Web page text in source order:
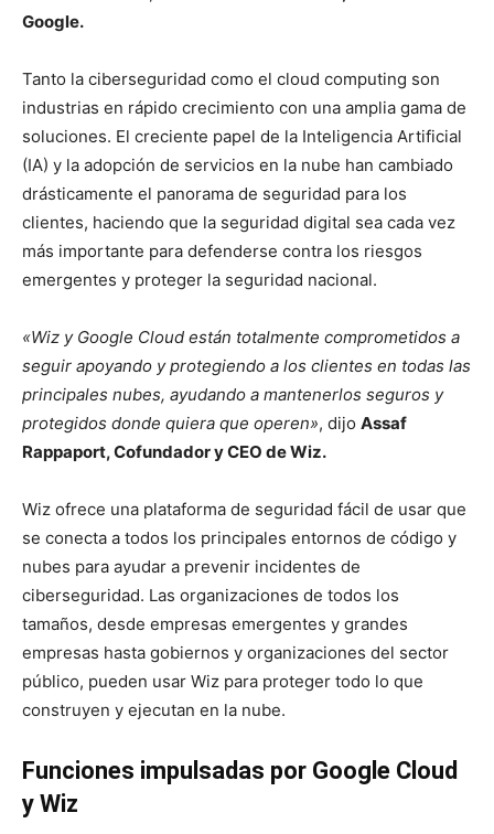
Google.
Tanto la ciberseguridad como el cloud computing son
industrias en rápido crecimiento con una amplia gama de
soluciones. El creciente papel de la Inteligencia Artificial
(IA) y la adopción de servicios en la nube han cambiado
drásticamente el panorama de seguridad para los
clientes, haciendo que la seguridad digital sea cada vez
más importante para defenderse contra los riesgos
emergentes y proteger la seguridad nacional.
«Wiz y Google Cloud están totalmente comprometidos a
seguir apoyando y protegiendo a los clientes en todas las
principales nubes, ayudando a mantenerlos seguros y
protegidos donde quiera que operen», dijo Assaf
Rappaport, Cofundador y CEO de Wiz.
Wiz ofrece una plataforma de seguridad fácil de usar que
se conecta a todos los principales entornos de código y
nubes para ayudar a prevenir incidentes de
ciberseguridad. Las organizaciones de todos los
tamaños, desde empresas emergentes y grandes
empresas hasta gobiernos y organizaciones del sector
público, pueden usar Wiz para proteger todo lo que
construyen y ejecutan en la nube.
Funciones impulsadas por Google Cloud
y Wiz